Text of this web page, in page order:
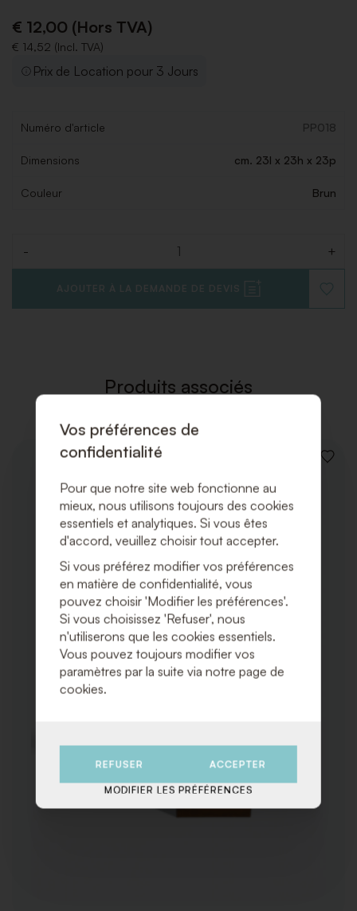
€ 12,00 (Hors TVA)
€ 14,52 (Incl. TVA)
Prix de Location pour 3 Jours
Numéro d'article PP018
Dimensions cm. 23l x 23h x 23p
Couleur Brun
- +
AJOUTER À LA DEMANDE DE DEVIS
À
Produits associés
Vos préférences de
confidentialité
Pour que notre site web fonctionne au
mieux, nous utilisons toujours des cookies
essentiels et analytiques. Si vous êtes
d'accord, veuillez choisir tout accepter.
Si vous préférez modifier vos préférences
en matière de confidentialité, vous
pouvez choisir 'Modifier les préférences'.
Si vous choisissez 'Refuser', nous
n'utiliserons que les cookies essentiels.
Vous pouvez toujours modifier vos
paramètres par la suite via notre page de
cookies.
REFUSER ACCEPTER
MODIFIER LES PRÉFÉRENCES